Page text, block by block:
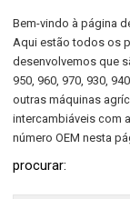
Bem-vindo à página
Aqui estão todos os
desenvolvemos que
950, 960, 970, 930,
outras máquinas
intercambiáveis com
número OEM nesta
procurar: